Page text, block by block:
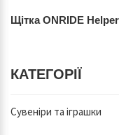
Щітка ONRIDE
КАТЕГОРІЇ
Сувеніри та іграшки